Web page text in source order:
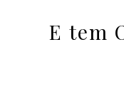
E tem